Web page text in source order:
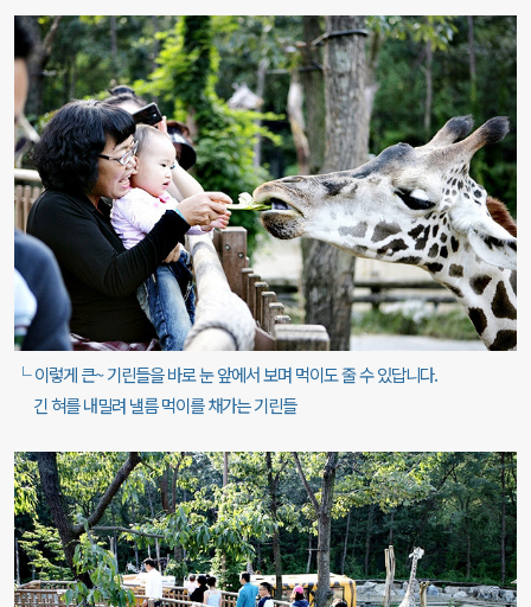
└ 이렇게 큰~ 기린들을 바로 눈 앞에서 보며 먹이도 줄 수 있답니다.
긴 혀를 내밀려 낼름 먹이를 채가는 기린들